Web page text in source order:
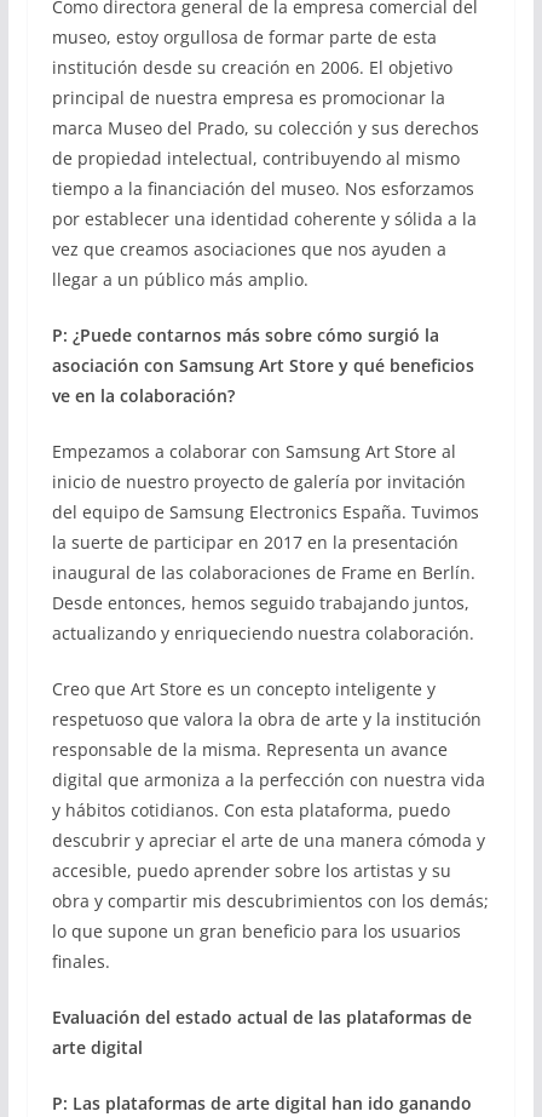
Como directora general de la empresa comercial del
museo, estoy orgullosa de formar parte de esta
institución desde su creación en 2006. El objetivo
principal de nuestra empresa es promocionar la
marca Museo del Prado, su colección y sus derechos
de propiedad intelectual, contribuyendo al mismo
tiempo a la financiación del museo. Nos esforzamos
por establecer una identidad coherente y sólida a la
vez que creamos asociaciones que nos ayuden a
llegar a un público más amplio.
P: ¿Puede contarnos más sobre cómo surgió la
asociación con Samsung Art Store y qué beneficios
ve en la colaboración?
Empezamos a colaborar con Samsung Art Store al
inicio de nuestro proyecto de galería por invitación
del equipo de Samsung Electronics España. Tuvimos
la suerte de participar en 2017 en la presentación
inaugural de las colaboraciones de Frame en Berlín.
Desde entonces, hemos seguido trabajando juntos,
actualizando y enriqueciendo nuestra colaboración.
Creo que Art Store es un concepto inteligente y
respetuoso que valora la obra de arte y la institución
responsable de la misma. Representa un avance
digital que armoniza a la perfección con nuestra vida
y hábitos cotidianos. Con esta plataforma, puedo
descubrir y apreciar el arte de una manera cómoda y
accesible, puedo aprender sobre los artistas y su
obra y compartir mis descubrimientos con los demás;
lo que supone un gran beneficio para los usuarios
finales.
Evaluación del estado actual de las plataformas de
arte digital
P: Las plataformas de arte digital han ido ganando